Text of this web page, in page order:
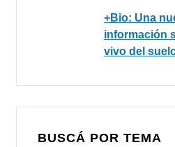
+Bio: Una
información
vivo del
BUSCÁ POR TEMA